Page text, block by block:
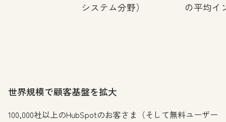
システム分野）
の平均イ
世界規模で顧客基盤を拡大
100,000社以上のHubSpotのお客さま（そして無料ユーザー